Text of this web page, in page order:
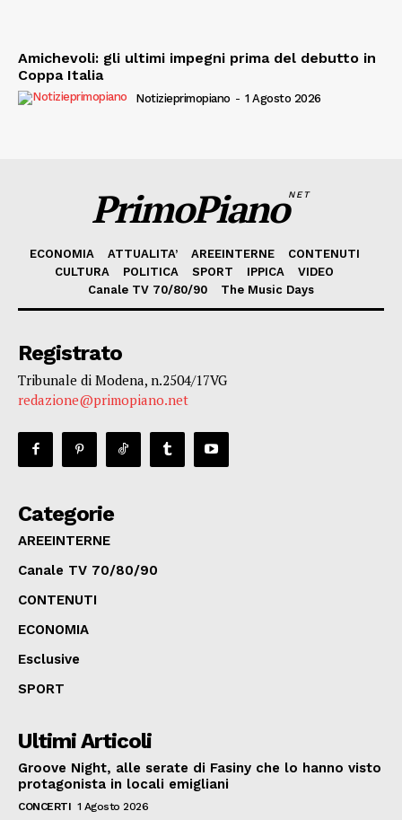
Amichevoli: gli ultimi impegni prima del debutto in
Coppa Italia
Notizieprimopiano - 1 Agosto 2026
PrimoPianoNET
ECONOMIA ATTUALITA’ AREEINTERNE
CONTENUTI
CULTURA
POLITICA SPORT IPPICA
VIDEO
Canale TV 70/80/90
The Music Days
Registrato
Tribunale di Modena, n.2504/17VG
redazione@primopiano.net
Categorie
AREEINTERNE
Canale TV 70/80/90
CONTENUTI
ECONOMIA
Esclusive
SPORT
Ultimi Articoli
Groove Night, alle serate di Fasiny che lo hanno visto
protagonista in locali emigliani
CONCERTI 1 Agosto 2026